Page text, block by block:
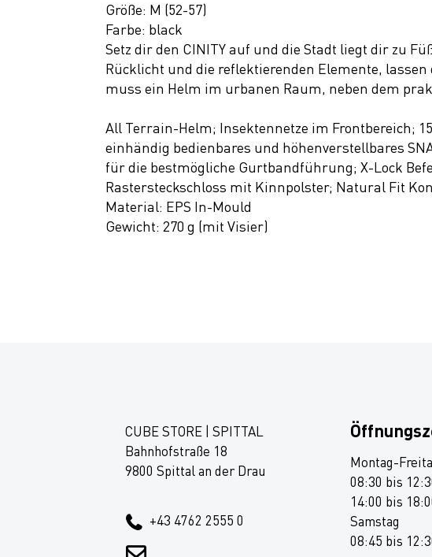
Fahrradanhänger
Komponenten
Größe: M (52-57)
Farbe: black
Setz dir den CINITY auf und die Stadt liegt dir zu
Rücklicht und die reflektierenden Elemente,
muss ein Helm im urbanen Raum, neben dem
All Terrain-Helm; Insektennetze im Frontbereich;
einhändig bedienbares und höhenverstellbares
für die bestmögliche Gurtbandführung; X-Lock
Rastersteckschloss mit Kinnpolster; Natural Fit
Material: EPS In-Mould
Gewicht: 270 g (mit Visier)
CUBE STORE | SPITTAL
Bahnhofstraße 18
9800 Spittal an der Drau
+43 4762 2555 0
Montag-
08:30 bis
14:00 bis
Samstag
08:45 bis